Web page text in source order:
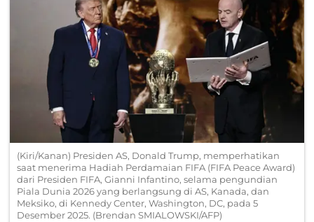
(Kiri/Kanan) Presiden AS, Donald Trump, memperhatikan
saat menerima Hadiah Perdamaian FIFA (FIFA Peace Award)
dari Presiden FIFA, Gianni Infantino, selama pengundian
Piala Dunia 2026 yang berlangsung di AS, Kanada, dan
Meksiko, di Kennedy Center, Washington, DC, pada 5
Desember 2025. (Brendan SMIALOWSKI/AFP)